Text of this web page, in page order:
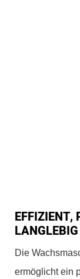
EFFIZIENT,
LANGLEBIG
Die
ermöglicht ein